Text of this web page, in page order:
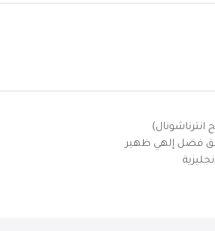
انترناشونال)
فضل إلهي ظهير